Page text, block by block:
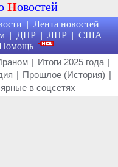
Новостей
| Лента новостей |
| ДНР | ЛНР | США |
| Итоги 2025 года |
| Прошлое (История) |
в соцсетях